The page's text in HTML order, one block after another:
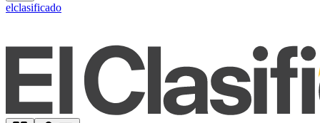
elclasificado